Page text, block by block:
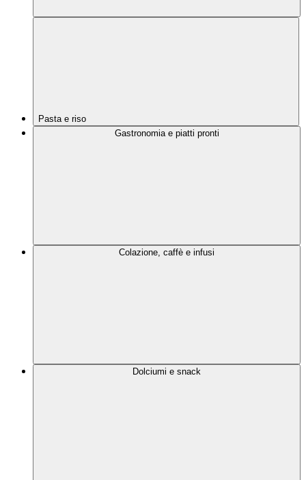
Pasta e riso
Gastronomia e piatti pronti
Colazione, caffè e infusi
Dolciumi e snack